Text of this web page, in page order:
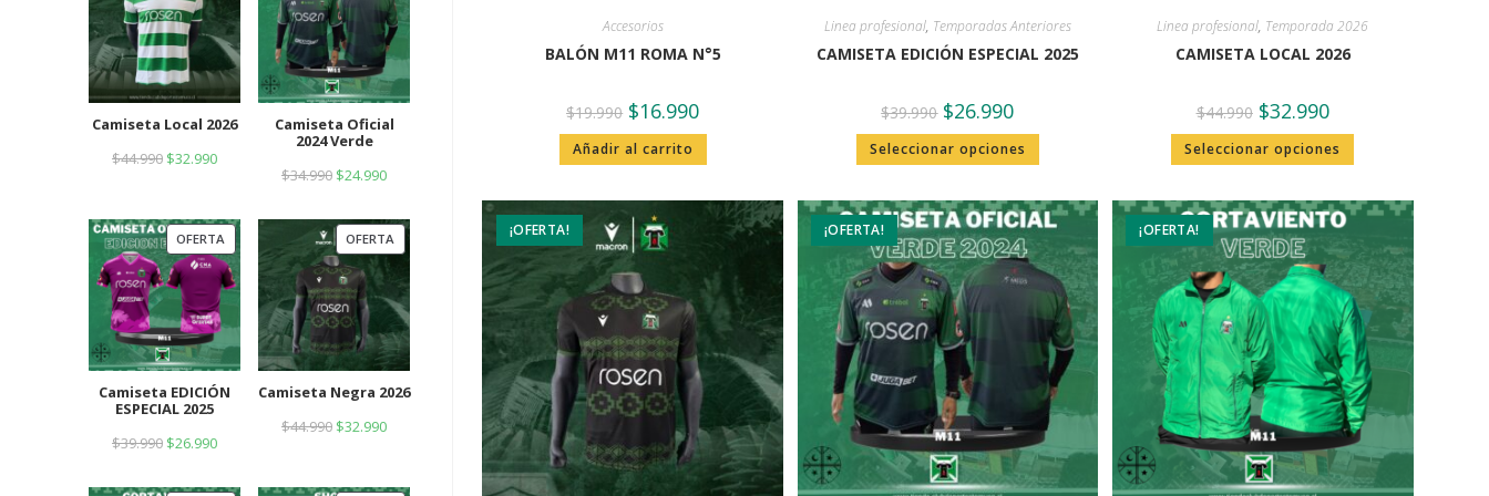
Accesorios
BALÓN M11 ROMA N°5
$19.990 $16.990
Añadir al carrito
Linea profesional, Temporadas Anteriores
CAMISETA EDICIÓN ESPECIAL 2025
$39.990 $26.990
Seleccionar opciones
Linea profesional, Temporada 2026
CAMISETA LOCAL 2026
$44.990 $32.990
Seleccionar opciones
¡OFERTA! ¡OFERTA! ¡OFERTA!
Camiseta Local 2026
$44.990 $32.990
Camiseta Oficial
2024 Verde
$34.990 $24.990
OFERTA
Camiseta EDICIÓN
ESPECIAL 2025
$39.990 $26.990
OFERTA
Camiseta Negra 2026
$44.990 $32.990